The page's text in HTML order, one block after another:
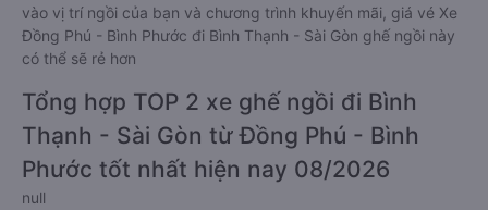
vào vị trí ngồi của bạn và chương trình khuyến mãi, giá vé Xe
Đồng Phú - Bình Phước đi Bình Thạnh - Sài Gòn ghế ngồi này
có thể sẽ rẻ hơn
Tổng hợp TOP 2 xe ghế ngồi đi Bình
Thạnh - Sài Gòn từ Đồng Phú - Bình
Phước tốt nhất hiện nay 08/2026
null